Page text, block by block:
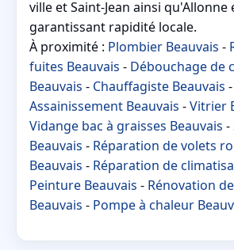
ville et Saint-Jean ainsi qu'Allonne
garantissant rapidité locale.
À proximité : Plombier Beauvais -
fuites Beauvais - Débouchage de
Beauvais - Chauffagiste Beauvais -
Assainissement Beauvais -Vitrier
Vidange bac à graisses Beauvais -
Beauvais - Réparation de volets
Beauvais - Réparation de
Peinture Beauvais - Rénovation
Beauvais - Pompe à chaleur